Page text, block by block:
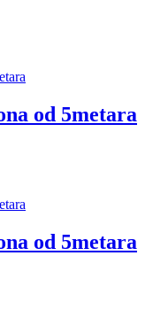
od 5metara
od 5metara